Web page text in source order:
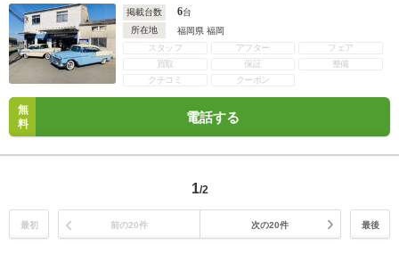
掲載台数 6台
所在地
福岡県 福岡
スタッフ
アフター
フェア
買取
保証
整備
クチコミ
クーポン
無
料
電話する
1/2
最初 前の20件 次の20件 最後